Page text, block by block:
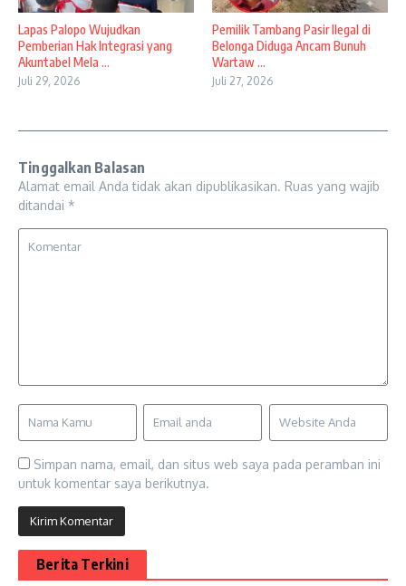
Lapas Palopo Wujudkan
Pemberian Hak Integrasi yang
Akuntabel Mela ...
Juli 29, 2026
Pemilik Tambang Pasir Ilegal di
Belonga Diduga Ancam Bunuh
Wartaw ...
Juli 27, 2026
Tinggalkan Balasan
Alamat email Anda tidak akan dipublikasikan. Ruas yang wajib
ditandai *
Simpan nama, email, dan situs web saya pada peramban ini
untuk komentar saya berikutnya.
Berita Terkini